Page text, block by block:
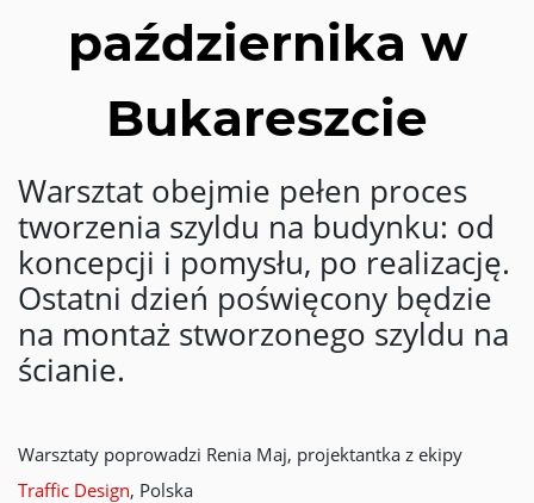
października w
Bukareszcie
Warsztat obejmie pełen proces
tworzenia szyldu na budynku: od
koncepcji i pomysłu, po realizację.
Ostatni dzień poświęcony będzie
na montaż stworzonego szyldu na
ścianie.
Warsztaty poprowadzi Renia Maj, projektantka z ekipy
Traffic Design, Polska